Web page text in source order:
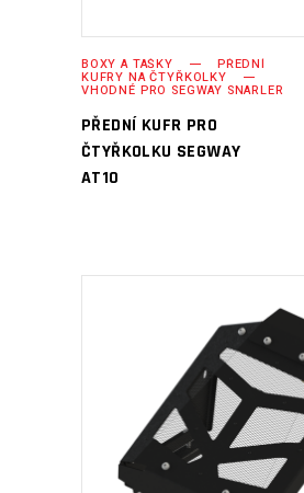
BOXY A TAŠKY PŘEDNÍ
KUFRY NA ČTYŘKOLKY
VHODNÉ PRO SEGWAY SNARLER
PŘEDNÍ KUFR PRO
ČTYŘKOLKU SEGWAY
AT10
PŘIDAT DO KOŠÍKU